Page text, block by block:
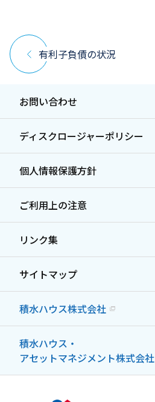
有利子負債の状況
お問い合わせ
ディスクロージャーポリシー
個人情報保護方針
ご利用上の注意
リンク集
サイトマップ
積水ハウス株式会社
積水ハウス・
アセットマネジメント株式会社